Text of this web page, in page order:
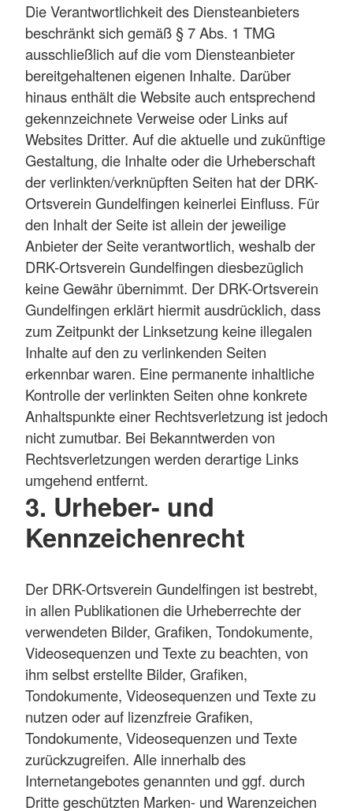
Die Verantwortlichkeit des Diensteanbieters
beschränkt sich gemäß § 7 Abs. 1 TMG
ausschließlich auf die vom Diensteanbieter
bereitgehaltenen eigenen Inhalte. Darüber
hinaus enthält die Website auch entsprechend
gekennzeichnete Verweise oder Links auf
Websites Dritter. Auf die aktuelle und zukünftige
Gestaltung, die Inhalte oder die Urheberschaft
der verlinkten/verknüpften Seiten hat der DRK-
Ortsverein Gundelfingen keinerlei Einfluss. Für
den Inhalt der Seite ist allein der jeweilige
Anbieter der Seite verantwortlich, weshalb der
DRK-Ortsverein Gundelfingen diesbezüglich
keine Gewähr übernimmt. Der DRK-Ortsverein
Gundelfingen erklärt hiermit ausdrücklich, dass
zum Zeitpunkt der Linksetzung keine illegalen
Inhalte auf den zu verlinkenden Seiten
erkennbar waren. Eine permanente inhaltliche
Kontrolle der verlinkten Seiten ohne konkrete
Anhaltspunkte einer Rechtsverletzung ist jedoch
nicht zumutbar. Bei Bekanntwerden von
Rechtsverletzungen werden derartige Links
umgehend entfernt.
3. Urheber- und
Kennzeichenrecht
Der DRK-Ortsverein Gundelfingen ist bestrebt,
in allen Publikationen die Urheberrechte der
verwendeten Bilder, Grafiken, Tondokumente,
Videosequenzen und Texte zu beachten, von
ihm selbst erstellte Bilder, Grafiken,
Tondokumente, Videosequenzen und Texte zu
nutzen oder auf lizenzfreie Grafiken,
Tondokumente, Videosequenzen und Texte
zurückzugreifen. Alle innerhalb des
Internetangebotes genannten und ggf. durch
Dritte geschützten Marken- und Warenzeichen